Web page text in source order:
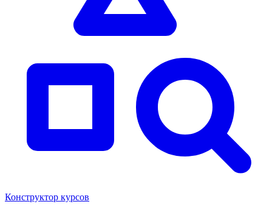
Конструктор курсов